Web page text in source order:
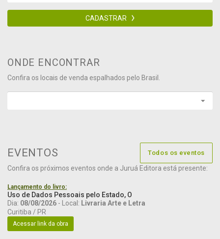
CADASTRAR
ONDE ENCONTRAR
Confira os locais de venda espalhados pelo Brasil.
EVENTOS Todos os eventos
Confira os próximos eventos onde a Juruá Editora está presente:
Lançamento do livro:
Uso de Dados Pessoais pelo Estado, O
Dia: 08/08/2026 - Local: Livraria Arte e Letra
Curitiba / PR
Acessar link da obra